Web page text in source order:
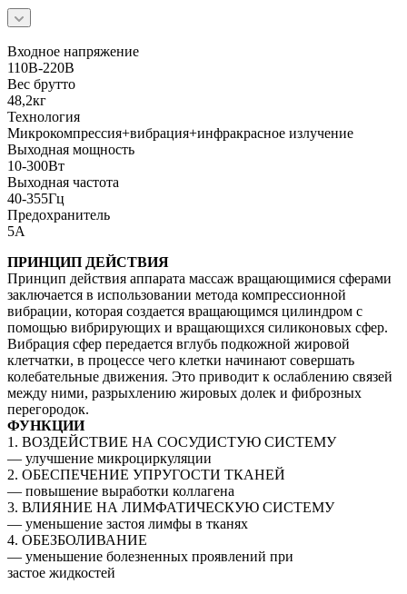
Входное напряжение
110В-220В
Вес брутто
48,2кг
Технология
Микрокомпрессия+вибрация+инфракрасное излучение
Выходная мощность
10-300Вт
Выходная частота
40-355Гц
Предохранитель
5А
ПРИНЦИП ДЕЙСТВИЯ
Принцип действия аппарата массаж вращающимися сферами
заключается в использовании метода компрессионной
вибрации, которая создается вращающимся цилиндром с
помощью вибрирующих и вращающихся силиконовых сфер.
Вибрация сфер передается вглубь подкожной жировой
клетчатки, в процессе чего клетки начинают совершать
колебательные движения. Это приводит к ослаблению связей
между ними, разрыхлению жировых долек и фиброзных
перегородок.
ФУНКЦИИ
1. ВОЗДЕЙСТВИЕ НА СОСУДИСТУЮ СИСТЕМУ
— улучшение микроциркуляции
2. ОБЕСПЕЧЕНИЕ УПРУГОСТИ ТКАНЕЙ
— повышение выработки коллагена
3. ВЛИЯНИЕ НА ЛИМФАТИЧЕСКУЮ СИСТЕМУ
— уменьшение застоя лимфы в тканях
4. ОБЕЗБОЛИВАНИЕ
— уменьшение болезненных проявлений при
застое жидкостей